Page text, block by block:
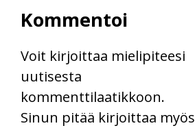
Kommentoi
Voit kirjoittaa mielipiteesi
uutisesta
kommenttilaatikkoon.
Sinun pitää kirjoittaa myös